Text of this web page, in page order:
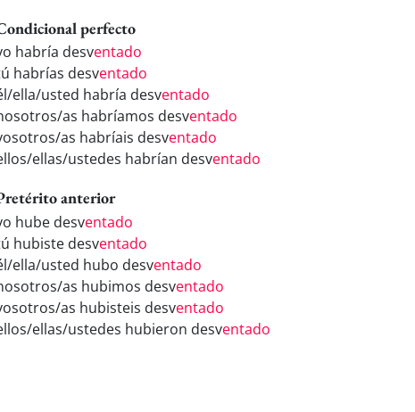
perfecto
habría desventado
habrías desventado
ella/usted habría desventado
as habríamos desventado
as habríais desventado
ellas/ustedes habrían desventado
anterior
hube desventado
hubiste desventado
ella/usted hubo desventado
as hubimos desventado
as hubisteis desventado
ellas/ustedes hubieron desventado